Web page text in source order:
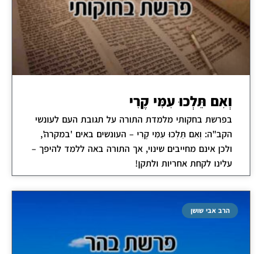
וְאִם תֵּלְכוּ עִמִּי קֶרִי
בפרשת בחקותי מלמדת התורה על תגובת העם לעונשי
הקב"ה: וְאִם תֵּלְכוּ עִמִּי קֶרִי – העונשים באים 'במקרה',
ולכן אינם מחייבים שינוי, אך התורה באה ללמד להיפך –
עלינו לקחת אחריות ולתקן!
הרב אבי שושן